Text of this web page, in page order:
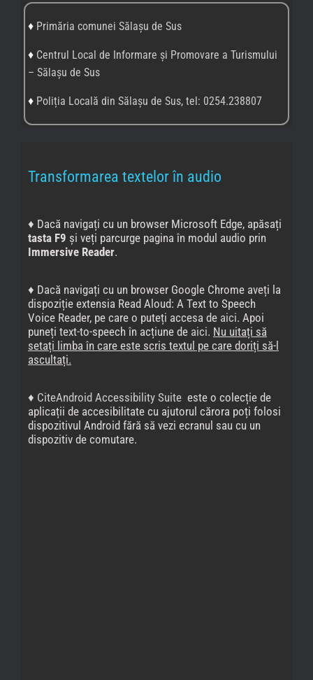
♦ Primăria comunei Sălașu de Sus
♦ Centrul Local de Informare și Promovare a Turismului
– Sălașu de Sus
♦ Poliția Locală din Sălașu de Sus, tel: 0254.238807
Transformarea textelor în audio
♦ Dacă navigați cu un browser Microsoft Edge, apăsați
tasta F9 și veți parcurge pagina în modul audio prin
Immersive Reader.
♦ Dacă navigați cu un browser Google Chrome aveți la
dispoziție extensia Read Aloud: A Text to Speech
Voice Reader, pe care o puteți accesa de aici. Apoi
puneți text-to-speech în acțiune de aici. Nu uitați să
setați limba în care este scris textul pe care doriți să-l
ascultați.
♦ CiteAndroid Accessibility Suite este o colecție de
aplicații de accesibilitate cu ajutorul cărora poți folosi
dispozitivul Android fără să vezi ecranul sau cu un
dispozitiv de comutare.